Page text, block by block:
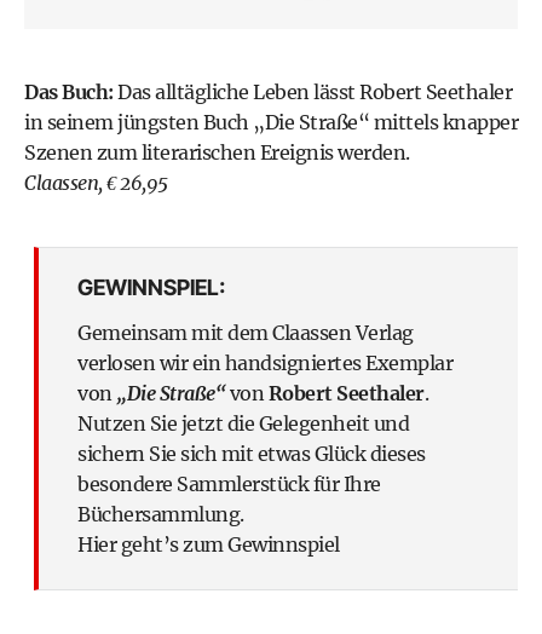
Das Buch: Das alltägliche Leben lässt Robert Seethaler
in seinem jüngsten Buch „Die Straße“ mittels knapper
Szenen zum literarischen Ereignis werden.
Claassen, € 26,95
GEWINNSPIEL:
Gemeinsam mit dem Claassen Verlag
verlosen wir ein handsigniertes Exemplar
von „Die Straße“ vonRobert Seethaler.
Nutzen Sie jetzt die Gelegenheit und
sichern Sie sich mit etwas Glück dieses
besondere Sammlerstück für Ihre
Büchersammlung.
Hier geht’s zum Gewinnspiel